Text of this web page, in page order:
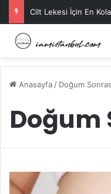
Cilt Lekesi İçin En
Anasayfa / Doğum
Doğum